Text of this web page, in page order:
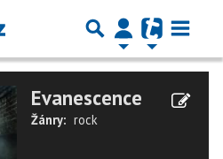
Evanescence
Žánry: rock